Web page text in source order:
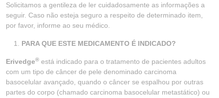
Solicitamos a gentileza de ler cuidadosamente as informações a
seguir. Caso não esteja seguro a respeito de determinado item,
por favor, informe ao seu médico.
PARA QUE ESTE MEDICAMENTO É INDICADO?
Erivedge® está indicado para o tratamento de pacientes adultos
com um tipo de câncer de pele denominado carcinoma
basocelular avançado, quando o câncer se espalhou por outras
partes do corpo (chamado carcinoma basocelular metastático) ou